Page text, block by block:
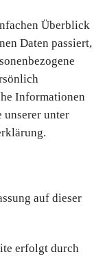
Überblick
Daten passiert,
Informationen
unserer unter
auf dieser
erfolgt durch